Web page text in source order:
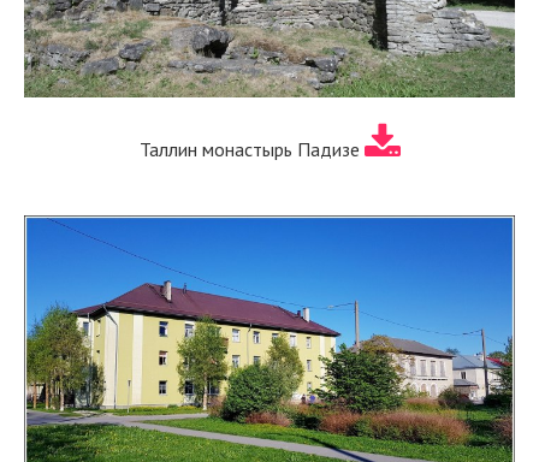
Таллин монастырь Падизе